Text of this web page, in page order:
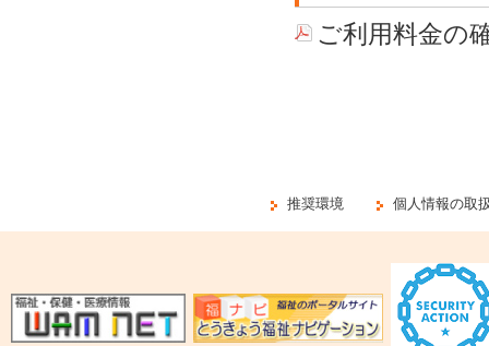
ご利用料金の
推奨環境 個人情報の取